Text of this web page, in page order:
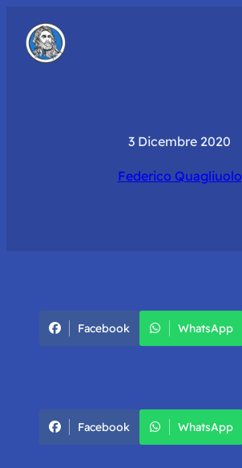
3 Dicembre 2020
Federico Quagliuolo
Facebook WhatsApp
Facebook WhatsApp